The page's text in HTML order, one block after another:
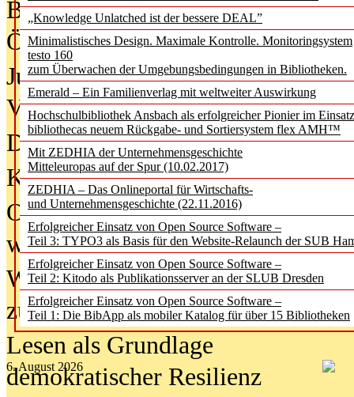
„Knowledge Unlatched ist der bessere DEAL”
Minimalistisches Design. Maximale Kontrolle. Monitoringsystem
testo 160
zum Überwachen der Umgebungsbedingungen in Bibliotheken.
Emerald – Ein Familienverlag mit weltweiter Auswirkung
Hochschulbibliothek Ansbach als erfolgreicher Pionier im
bibliothecas neuem Rückgabe- und Sortiersystem flex AMH™
Mit ZEDHIA der Unternehmensgeschichte
Mitteleuropas auf der Spur (10.02.2017)
ZEDHIA – Das Onlineportal für Wirtschafts-
und Unternehmensgeschichte (22.11.2016)
Erfolgreicher Einsatz von Open Source Software –
Teil 3: TYPO3 als Basis für den Website-Relaunch der SUB
Erfolgreicher Einsatz von Open Source Software –
Teil 2: Kitodo als Publikationsserver an der SLUB Dresden
Erfolgreicher Einsatz von Open Source Software –
Teil 1: Die BibApp als mobiler Katalog für über 15 Bibliotheken
6. August 2026
Bürgerforum fordert mehr
Öffentlichkeit
Jugendliche wollen besseren
Verbote
Digitale Langzeit­archi­vierung
KI-Chatbots werden Teil der
Offene Infrastrukturen für
wissenschaftliche
Warum die Debatte über KI-Texte
zu kurz greift
Lesen als Grundlage
demokratischer Resilienz